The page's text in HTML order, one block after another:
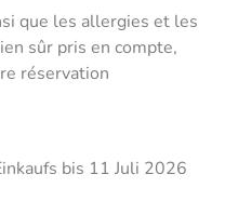
que les allergies et les
sûr pris en compte,
réservation
bis 11 Juli 2026